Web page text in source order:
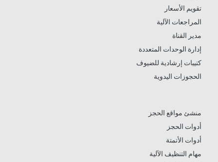
تقويم الأسعار
المراجعات الآلية
مدير القناة
إدارة الوحدات المتعددة
كتيبات إرشادية للضيوف
الحجوزات اليدوية
منشئ مواقع الحجز
أدوات الحجز
أدوات الأتمتة
مهام التنظيف الآلية